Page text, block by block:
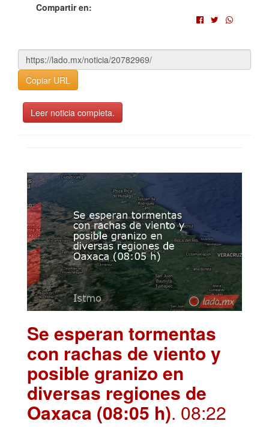
Compartir en:
Copiar URL
Leer noticia completa.
Se esperan tormentas
con rachas de viento y
posible granizo en
diversas regiones de
Oaxaca (08:05 h). 08:22